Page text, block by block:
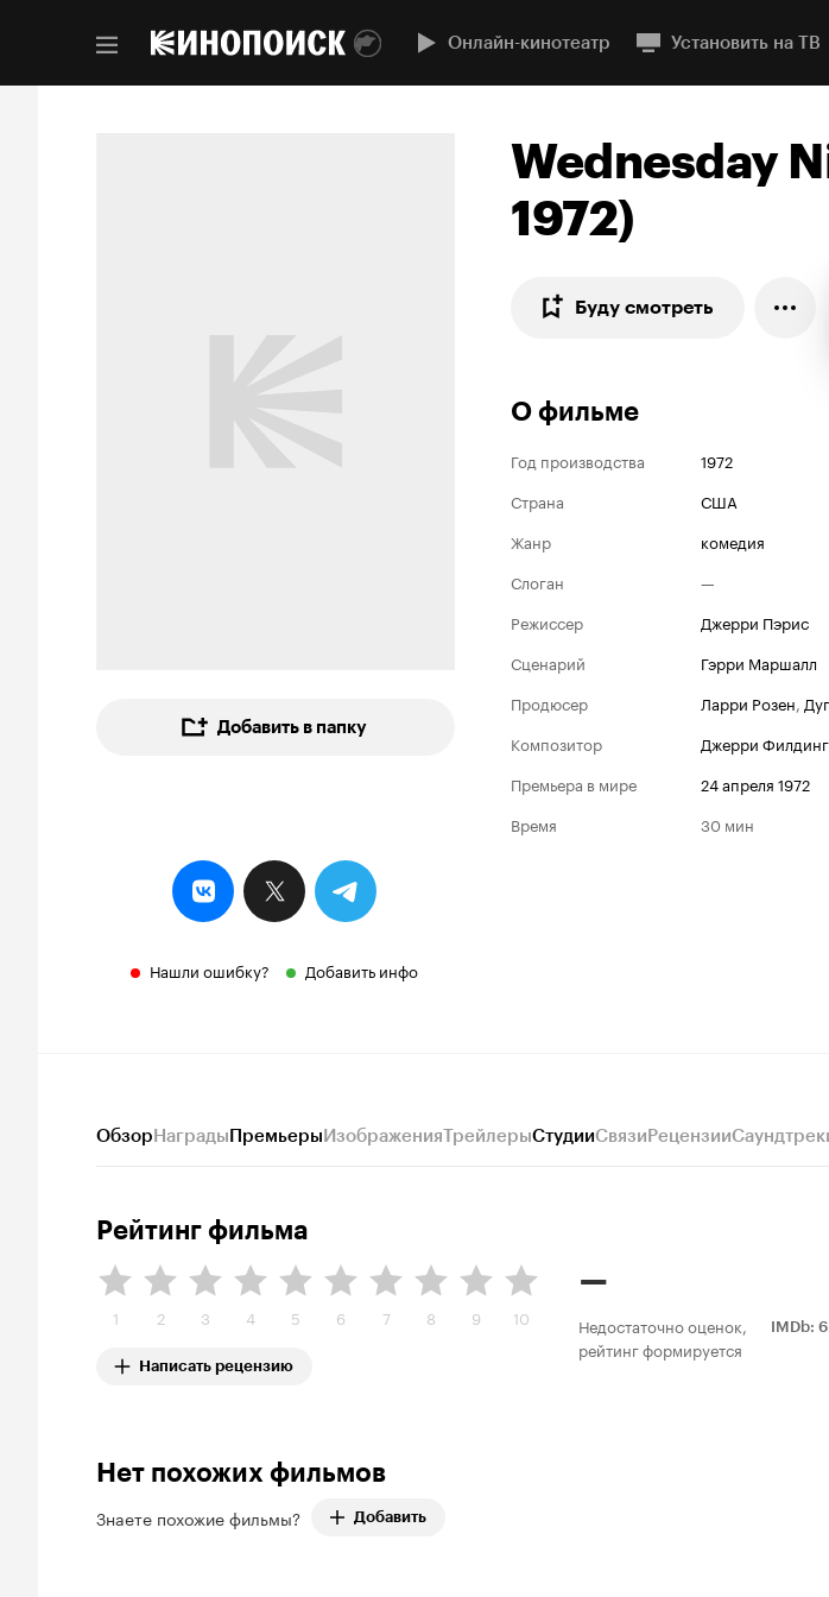
Онлайн-кинотеатр Установить на ТВ
Добавить в папку
Нашли ошибку? Добавить инфо
Wednesday
1972)
Буду смотреть
О фильме
Год производства
1972
Страна
США
Жанр
комедия
Слоган
—
Режиссер
Джерри Пэрис
Сценарий
Гэрри Маршалл
Продюсер
Ларри Розен,
Композитор
Джерри Филдинг
Премьера в мире
24 апреля 1972
Время
30 мин
ОбзорНаградыПремьерыИзображенияТрейлерыСтудииСвязиРецензии
Рейтинг фильма
1 2 3 4 5 6 7 8 9 10
Написать рецензию
–
Недостаточно оценок,
рейтинг формируется
IMDb:
Нет похожих фильмов
Знаете похожие фильмы? Добавить